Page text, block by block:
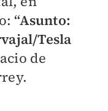
“Asunto:
Tesla
de